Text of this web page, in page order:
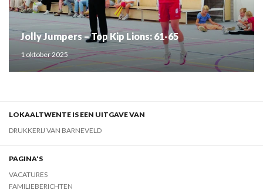
Jolly Jumpers – Top Kip Lions: 61-65
1 oktober 2025
LOKAALTWENTE IS EEN UITGAVE VAN
DRUKKERIJ VAN BARNEVELD
PAGINA'S
VACATURES
FAMILIEBERICHTEN